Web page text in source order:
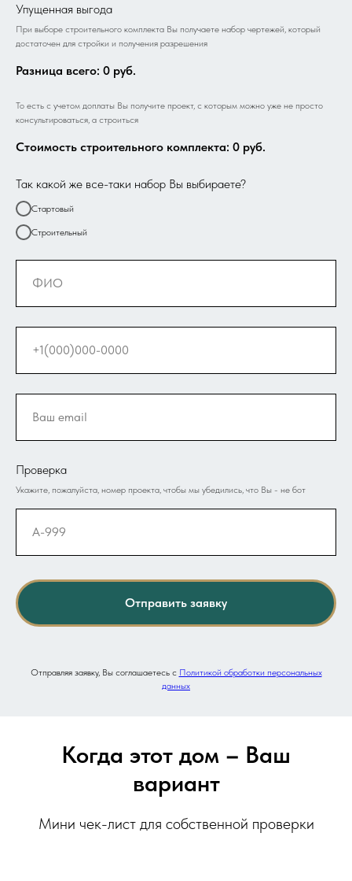
Упущенная выгода
При выборе строительного комплекта Вы получаете набор чертежей, который
достаточен для стройки и получения разрешения
Разница всего: 0 руб.
То есть с учетом доплаты Вы получите проект, с которым можно уже не просто
консультироваться, а строиться
Стоимость строительного комплекта: 0 руб.
Так какой же все-таки набор Вы выбираете?
Стартовый
Строительный
Проверка
Укажите, пожалуйста, номер проекта, чтобы мы убедились, что Вы - не бот
Отправить заявку
Отправляя заявку, Вы соглашаетесь с Политикой обработки персональных
данных
Когда этот дом – Ваш
вариант
Мини чек-лист для собственной проверки